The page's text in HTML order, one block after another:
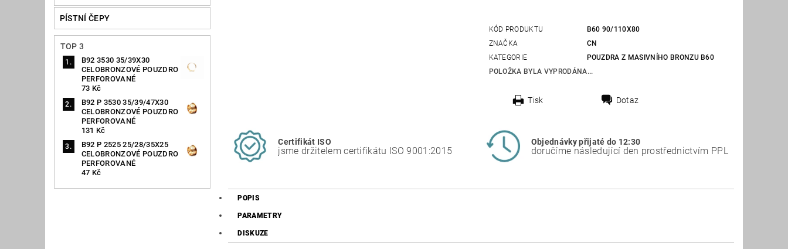
PÍSTNÍ ČEPY
TOP 3
B92 3530 35/39X30
CELOBRONZOVÉ POUZDRO
PERFOROVANÉ
73 Kč
B92 P 3530 35/39/47X30
CELOBRONZOVÉ POUZDRO
PERFOROVANÉ
131 Kč
B92 P 2525 25/28/35X25
CELOBRONZOVÉ POUZDRO
PERFOROVANÉ
47 Kč
KÓD PRODUKTU
B60 90/110X80
ZNAČKA
CN
KATEGORIE
POUZDRA Z MASIVNÍHO BRONZU B60
POLOŽKA BYLA VYPRODÁNA...
Tisk Dotaz
Certifikát ISO
jsme držitelem certifikátu ISO 9001:2015
Objednávky přijaté do 12:30
doručíme následující den prostřednictvím PPL
POPIS
PARAMETRY
DISKUZE